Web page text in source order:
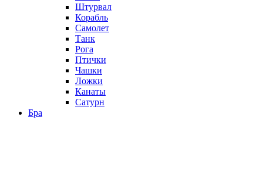
Штурвал
Корабль
Самолет
Танк
Рога
Птички
Чашки
Ложки
Канаты
Сатурн
Бра